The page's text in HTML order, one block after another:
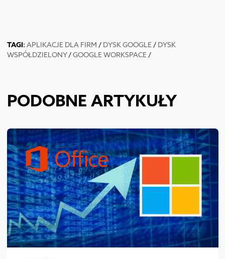
TAGI: APLIKACJE DLA FIRM / DYSK GOOGLE / DYSK
WSPÓŁDZIELONY/GOOGLE WORKSPACE /
PODOBNE ARTYKUŁY